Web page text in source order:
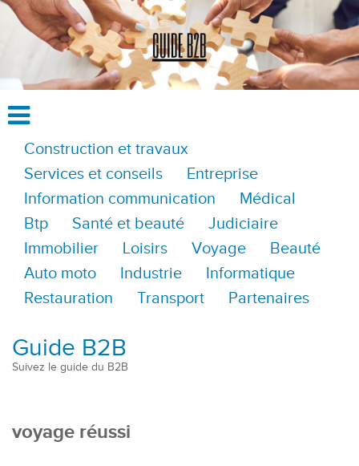
Construction et travaux
Services et conseils
Entreprise
Information communication
Médical
Btp
Santé et beauté
Judiciaire
Immobilier
Loisirs Voyage
Beauté
Auto moto
Industrie
Informatique
Restauration
Transport Partenaires
Guide B2B
Suivez le guide du B2B
voyage réussi